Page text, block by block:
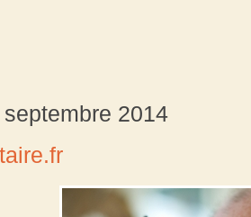
2014